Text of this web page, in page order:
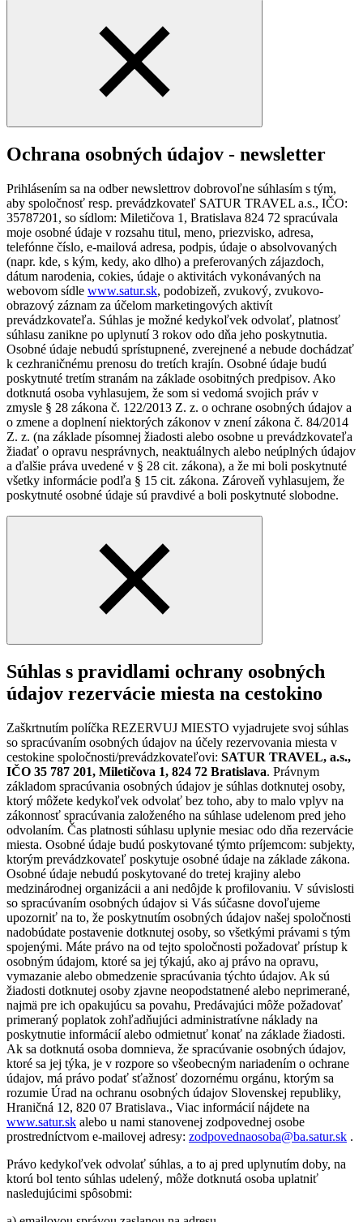
Ochrana osobných údajov - newsletter
Prihlásením sa na odber newslettrov dobrovoľne súhlasím s tým,
aby spoločnosť resp. prevádzkovateľ SATUR TRAVEL a.s., IČO:
35787201, so sídlom: Miletičova 1, Bratislava 824 72 spracúvala
moje osobné údaje v rozsahu titul, meno, priezvisko, adresa,
telefónne číslo, e-mailová adresa, podpis, údaje o absolvovaných
(napr. kde, s kým, kedy, ako dlho) a preferovaných zájazdoch,
dátum narodenia, cokies, údaje o aktivitách vykonávaných na
webovom sídle www.satur.sk, podobizeň, zvukový, zvukovo-
obrazový záznam za účelom marketingových aktivít
prevádzkovateľa. Súhlas je možné kedykoľvek odvolať, platnosť
súhlasu zanikne po uplynutí 3 rokov odo dňa jeho poskytnutia.
Osobné údaje nebudú sprístupnené, zverejnené a nebude dochádzať
k cezhraničnému prenosu do tretích krajín. Osobné údaje budú
poskytnuté tretím stranám na základe osobitných predpisov. Ako
dotknutá osoba vyhlasujem, že som si vedomá svojich práv v
zmysle § 28 zákona č. 122/2013 Z. z. o ochrane osobných údajov a
o zmene a doplnení niektorých zákonov v znení zákona č. 84/2014
Z. z. (na základe písomnej žiadosti alebo osobne u prevádzkovateľa
žiadať o opravu nesprávnych, neaktuálnych alebo neúplných údajov
a ďalšie práva uvedené v § 28 cit. zákona), a že mi boli poskytnuté
všetky informácie podľa § 15 cit. zákona. Zároveň vyhlasujem, že
poskytnuté osobné údaje sú pravdivé a boli poskytnuté slobodne.
Súhlas s pravidlami ochrany osobných
údajov rezervácie miesta na cestokino
Zaškrtnutím políčka REZERVUJ MIESTO vyjadrujete svoj súhlas
so spracúvaním osobných údajov na účely rezervovania miesta v
cestokine spoločnosti/prevádzkovateľovi: SATUR TRAVEL, a.s.,
IČO 35 787 201, Miletičova 1, 824 72 Bratislava. Právnym
základom spracúvania osobných údajov je súhlas dotknutej osoby,
ktorý môžete kedykoľvek odvolať bez toho, aby to malo vplyv na
zákonnosť spracúvania založeného na súhlase udelenom pred jeho
odvolaním. Čas platnosti súhlasu uplynie mesiac odo dňa rezervácie
miesta. Osobné údaje budú poskytované týmto príjemcom: subjekty,
ktorým prevádzkovateľ poskytuje osobné údaje na základe zákona.
Osobné údaje nebudú poskytované do tretej krajiny alebo
medzinárodnej organizácii a ani nedôjde k profilovaniu. V súvislosti
so spracúvaním osobných údajov si Vás súčasne dovoľujeme
upozorniť na to, že poskytnutím osobných údajov našej spoločnosti
nadobúdate postavenie dotknutej osoby, so všetkými právami s tým
spojenými. Máte právo na od tejto spoločnosti požadovať prístup k
osobným údajom, ktoré sa jej týkajú, ako aj právo na opravu,
vymazanie alebo obmedzenie spracúvania týchto údajov. Ak sú
žiadosti dotknutej osoby zjavne neopodstatnené alebo neprimerané,
najmä pre ich opakujúcu sa povahu, Predávajúci môže požadovať
primeraný poplatok zohľadňujúci administratívne náklady na
poskytnutie informácií alebo odmietnuť konať na základe žiadosti.
Ak sa dotknutá osoba domnieva, že spracúvanie osobných údajov,
ktoré sa jej týka, je v rozpore so všeobecným nariadením o ochrane
údajov, má právo podať sťažnosť dozornému orgánu, ktorým sa
rozumie Úrad na ochranu osobných údajov Slovenskej republiky,
Hraničná 12, 820 07 Bratislava., Viac informácií nájdete na
www.satur.sk alebo u nami stanovenej zodpovednej osobe
prostredníctvom e-mailovej adresy: zodpovednaosoba@ba.satur.sk .
Právo kedykoľvek odvolať súhlas, a to aj pred uplynutím doby, na
ktorú bol tento súhlas udelený, môže dotknutá osoba uplatniť
nasledujúcimi spôsobmi: